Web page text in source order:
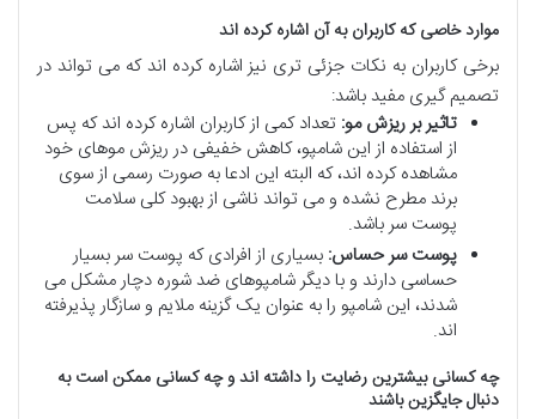
موارد خاصی که کاربران به آن اشاره کرده اند
برخی کاربران به نکات جزئی تری نیز اشاره کرده اند که می تواند در
تصمیم گیری مفید باشد:
تاثیر بر ریزش مو: تعداد کمی از کاربران اشاره کرده اند که پس
از استفاده از این شامپو، کاهش خفیفی در ریزش موهای خود
مشاهده کرده اند، که البته این ادعا به صورت رسمی از سوی
برند مطرح نشده و می تواند ناشی از بهبود کلی سلامت
پوست سر باشد.
پوست سر حساس: بسیاری از افرادی که پوست سر بسیار
حساسی دارند و با دیگر شامپوهای ضد شوره دچار مشکل می
شدند، این شامپو را به عنوان یک گزینه ملایم و سازگار پذیرفته
اند.
چه کسانی بیشترین رضایت را داشته اند و چه کسانی ممکن است به
دنبال جایگزین باشند